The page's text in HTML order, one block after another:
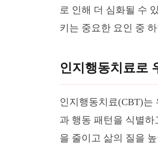
로 인해 더 심화될 수
키는 중요한 요인 중
인지행동치료로
인지행동치료(CBT)는
과 행동 패턴을 식별
을 줄이고 삶의 질을